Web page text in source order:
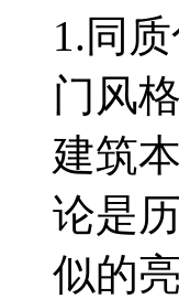
1.同
门风
建筑
论是
似的